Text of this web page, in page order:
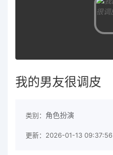
我的男友很调皮
类别： 角色扮演
更新：2026-01-13 09:37:56